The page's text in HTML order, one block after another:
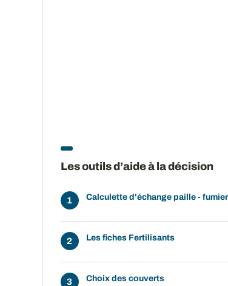
Les outils d’aide à la décision
Calculette d'échange paille - fumier
Les fiches Fertilisants
Choix des couverts